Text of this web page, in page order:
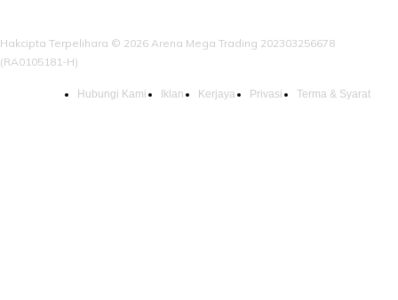
Hakcipta Terpelihara © 2026 Arena Mega Trading 202303256678
(RA0105181-H)
Hubungi Kami Iklan Kerjaya Privasi Terma & Syarat